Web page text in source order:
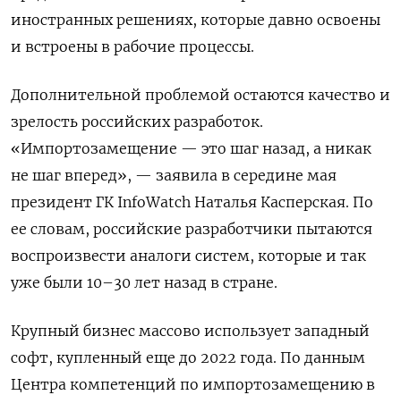
иностранных решениях, которые давно освоены
и встроены в рабочие процессы.
Дополнительной проблемой остаются качество и
зрелость российских разработок.
«Импортозамещение — это шаг назад, а никак
не шаг вперед», — заявила в середине мая
президент ГК InfoWatch Наталья Касперская. По
ее словам, российские разработчики пытаются
воспроизвести аналоги систем, которые и так
уже были 10–30 лет назад в стране.
Крупный бизнес массово использует западный
софт, купленный еще до 2022 года. По данным
Центра компетенций по импортозамещению в